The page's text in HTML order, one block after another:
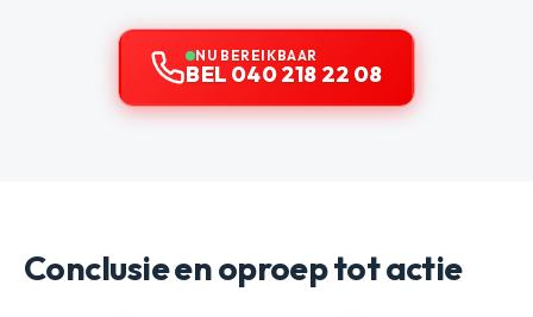
NU BEREIKBAAR
BEL 040 218 22 08
Conclusie en oproep tot actie